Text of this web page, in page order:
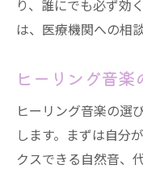
り、誰にでも必ず効
は、医療機関への相
ヒーリング音
ヒーリング音楽の選
します。まずは自分
クスできる自然音、